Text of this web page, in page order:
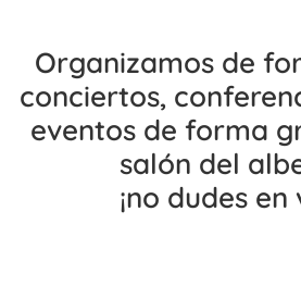
Organizamos de
conciertos,
eventos de forma
salón del
¡no dudes en